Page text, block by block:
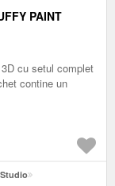
PAINT
cu setul complet
contine un